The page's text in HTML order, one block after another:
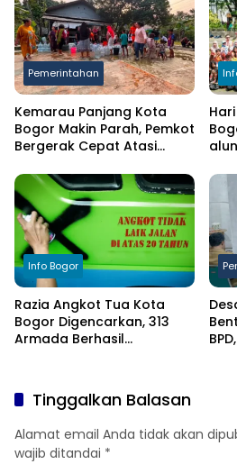
Pemerintahan
Kemarau Panjang Kota
Bogor Makin Parah, Pemkot
Bergerak Cepat Atasi
Info Bogor
Razia Angkot Tua Kota
Bogor Digencarkan, 313
Armada Berhasil
Tinggalkan Balasan
Alamat email Anda tidak akan
wajib ditandai *